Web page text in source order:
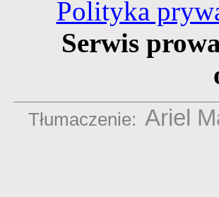
Polityka
Serwis
Tłumaczenie: Ariel